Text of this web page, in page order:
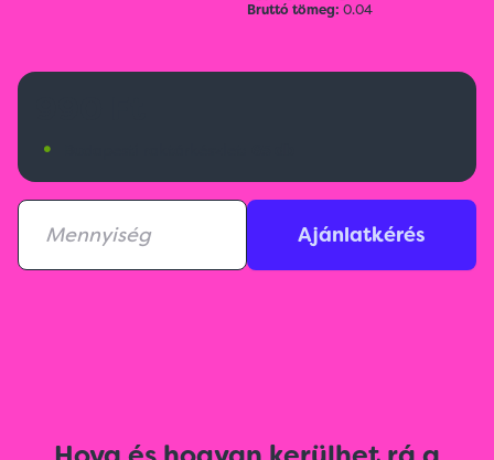
Bruttó tömeg: 0.04
•
Ajánlatkérés